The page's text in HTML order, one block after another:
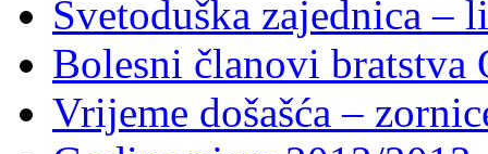
Svetoduška zajednica –
Bolesni članovi bratstva
Vrijeme došašća –